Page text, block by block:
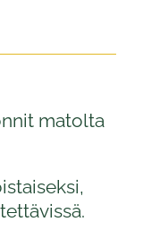
matolta